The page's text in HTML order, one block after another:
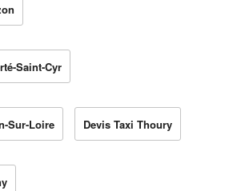
Saint-Cyr
Sur-Loire Devis Taxi Thoury